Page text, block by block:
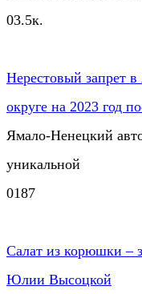
03.5к.
Нерестовый запрет
округе на 2023 год
Ямало-Ненецкий
уникальной
0187
Салат из корюшки –
Юлии Высоцкой